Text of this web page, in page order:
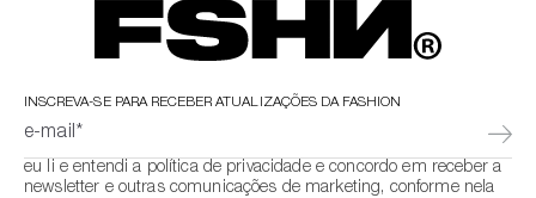
INSCREVA-SE PARA RECEBER ATUALIZAÇÕES DA FASHION
e-mail*
eu li e entendi a política de privacidade e concordo em receber a
newsletter e outras comunicações de marketing, conforme nela